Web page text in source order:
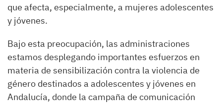
que afecta, especialmente, a mujeres adolescentes
y jóvenes.
Bajo esta preocupación, las administraciones
estamos desplegando importantes esfuerzos en
materia de sensibilización contra la violencia de
género destinados a adolescentes y jóvenes en
Andalucía, donde la campaña de comunicación